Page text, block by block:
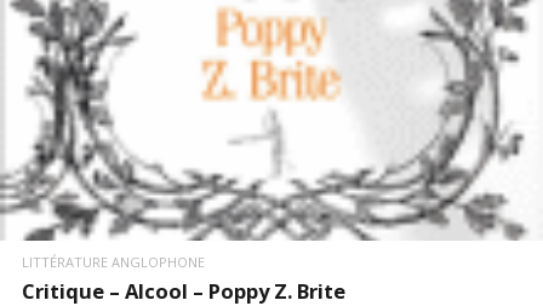
LITTÉRATURE ANGLOPHONE
Critique – Alcool – Poppy Z. Brite